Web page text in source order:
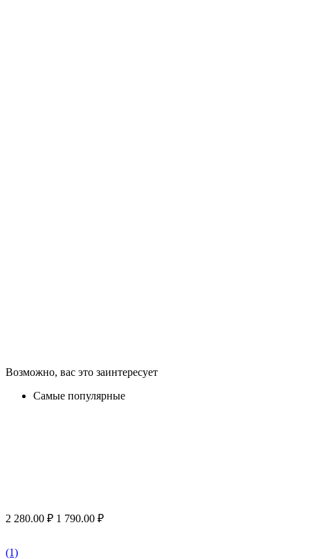
Возможно, вас это заинтересует
Самые популярные
2 280.00 ₽ 1 790.00 ₽
(1)